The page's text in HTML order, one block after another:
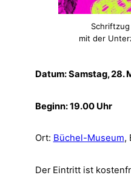
Schriftzug
mit der
Datum: Samstag, 28.
Beginn: 19.00 Uhr
Ort: Büchel-Museum,
Der Eintritt ist